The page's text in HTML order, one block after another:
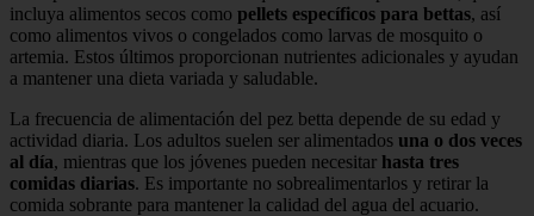
incluya alimentos secos como pellets específicos para bettas, así
como alimentos vivos o congelados como larvas de mosquito o
artemia. Estos últimos proporcionan nutrientes adicionales y ayudan
a mantener una dieta variada y saludable.
La frecuencia de alimentación del pez betta depende de su edad y
actividad diaria. Los adultos suelen ser alimentados una o dos veces
al día, mientras que los jóvenes pueden necesitar hasta tres
comidas diarias. Es importante no sobrealimentarlos y retirar la
comida sobrante para mantener la calidad del agua del acuario.